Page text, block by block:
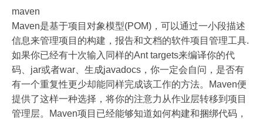
maven
Maven是基于项目对象模型(POM)，可以通过一小段描述
信息来管理项目的构建，报告和文档的软件项目管理工具.
如果你已经有十次输入同样的Ant targets来编译你的代
码、jar或者war、生成javadocs，你一定会自问，是否有
有一个重复性更少却能同样完成该工作的方法。Maven便
提供了这样一种选择，将你的注意力从作业层转移到项目
管理层。Maven项目已经能够知道如何构建和捆绑代码，